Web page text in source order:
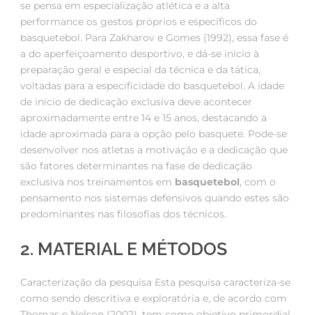
se pensa em especialização atlética e a alta
performance os gestos próprios e específicos do
basquetebol. Para Zakharov e Gomes (1992), essa fase é
a do aperfeiçoamento desportivo, e dá-se início à
preparação geral e especial da técnica e da tática,
voltadas para a especificidade do basquetebol. A idade
de início de dedicação exclusiva deve acontecer
aproximadamente entre 14 e 15 anos, destacando a
idade aproximada para a opção pelo basquete. Pode-se
desenvolver nos atletas a motivação e a dedicação que
são fatores determinantes na fase de dedicação
exclusiva nos treinamentos em basquetebol, com o
pensamento nos sistemas defensivos quando estes são
predominantes nas filosofias dos técnicos.
2. MATERIAL E MÉTODOS
Caracterização da pesquisa Esta pesquisa caracteriza-se
como sendo descritiva e exploratória e, de acordo com